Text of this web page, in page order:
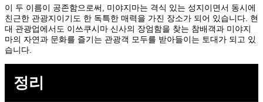
이 두 이름이 공존함으로써, 미야지마는 격식 있는 성지이면서 동시에
친근한 관광지이기도 한 독특한 매력을 가진 장소가 되어 있습니다. 현
대 관광업에서도 이쓰쿠시마 신사의 장엄함을 찾는 참배객과 미야지
마의 자연과 문화를 즐기는 관광객 모두를 받아들이는 토대가 되고 있
습니다.
정리